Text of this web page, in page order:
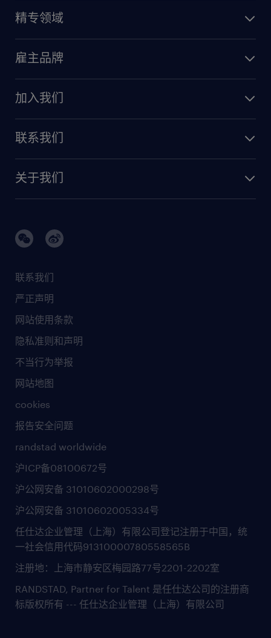
精专领域
雇主品牌
加入我们
联系我们
关于我们
联系我们
严正声明
网站使用条款
隐私准则和声明
不当行为举报
网站地图
cookies
报告安全问题
randstad worldwide
沪ICP备08100672号
沪公网安备 31010602000298号
沪公网安备 31010602005334号
任仕达企业管理（上海）有限公司登记注册于中国，统
一社会信用代码91310000780558565B
注册地：上海市静安区梅园路77号2201-2202室
RANDSTAD, Partner for Talent 是任仕达公司的注册商
标版权所有 --- 任仕达企业管理（上海）有限公司